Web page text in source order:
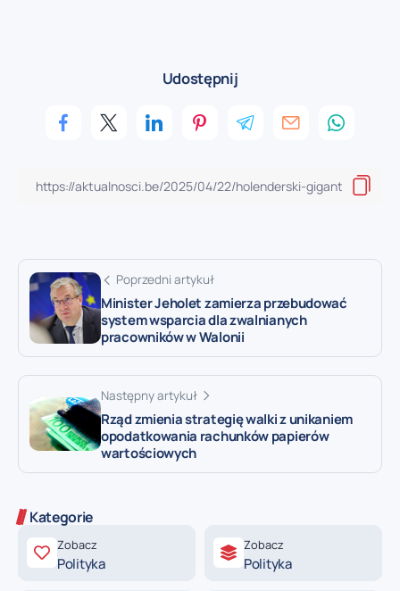
Udostępnij
Poprzedni artykuł
Minister Jeholet zamierza przebudować
system wsparcia dla zwalnianych
pracowników w Walonii
Następny artykuł
Rząd zmienia strategię walki z unikaniem
opodatkowania rachunków papierów
wartościowych
Kategorie
Zobacz
Polityka
Zobacz
Polityka